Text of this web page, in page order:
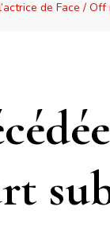
de Face /